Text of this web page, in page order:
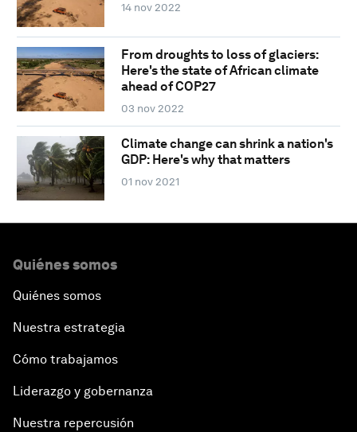
14 nov 2022
From droughts to loss of glaciers:
Here's the state of African climate
ahead of COP27
03 nov 2022
Climate change can shrink a nation's
GDP: Here's why that matters
01 nov 2021
Quiénes somos
Quiénes somos
Nuestra estrategia
Cómo trabajamos
Liderazgo y gobernanza
Nuestra repercusión